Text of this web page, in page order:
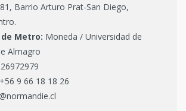
Barrio Arturo Prat-San Diego,
Metro: Moneda / Universidad de
Almagro
+56 9 66 18 18 26